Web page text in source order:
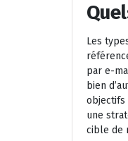
Les
par e-
bien
objectifs
une
cible de